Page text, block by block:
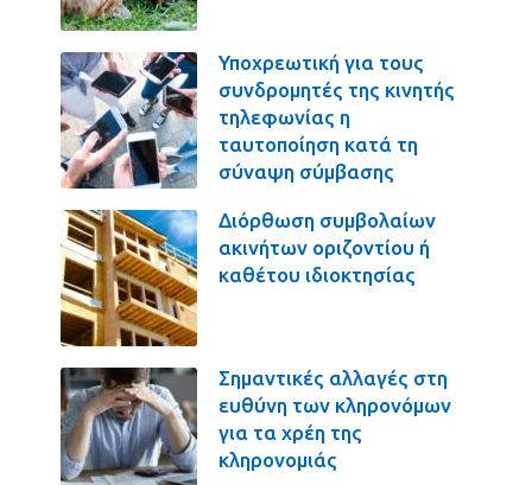
Υποχρεωτική για τους
συνδρομητές της κινητής
τηλεφωνίας η
ταυτοποίηση κατά τη
σύναψη σύμβασης
Διόρθωση συμβολαίων
ακινήτων οριζοντίου ή
καθέτου ιδιοκτησίας
Σημαντικές αλλαγές στη
ευθύνη των κληρονόμων
για τα χρέη της
κληρονομιάς